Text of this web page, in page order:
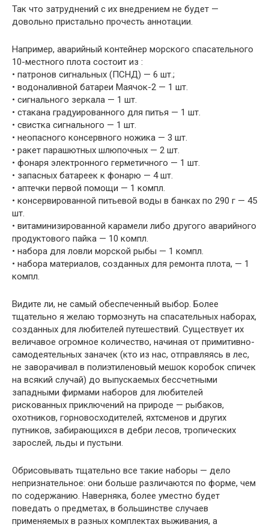
Так что затруднений с их внедрением не будет —
довольно пристально прочесть аннотации.
Например, аварийный контейнер морского спасательного
10-местного плота состоит из :
• патронов сигнальных (ПСНД) — 6 шт.;
• водоналивной батареи Маячок-2 — 1 шт.
• сигнального зеркала — 1 шт.
• стакана градуированного для питья — 1 шт.
• свистка сигнального — 1 шт.
• неопасного консервного ножика — 3 шт.
• ракет парашютных шлюпочных — 2 шт.
• фонаря электронного герметичного — 1 шт.
• запасных батареек к фонарю — 4 шт.
• аптечки первой помощи — 1 компл.
• консервированной питьевой воды в банках по 290 г — 45
шт.
• витаминизированной карамели либо другого аварийного
продуктового пайка — 10 компл.
• набора для ловли морской рыбы — 1 компл.
• набора материалов, созданных для ремонта плота, — 1
компл.
Видите ли, не самый обеспеченный выбор. Более
тщательно я желаю тормознуть на спасательных наборах,
созданных для любителей путешествий. Существует их
величавое огромное количество, начиная от примитивно-
самодеятельных заначек (кто из нас, отправляясь в лес,
не заворачивал в полиэтиленовый мешок коробок спичек
на всякий случай) до выпускаемых бессчетными
западными фирмами наборов для любителей
рискованных приключений на природе — рыбаков,
охотников, горновосходителей, яхтсменов и других
путников, забирающихся в дебри лесов, тропических
зарослей, льды и пустыни.
Обрисовывать тщательно все такие наборы — дело
непризнательное: они больше различаются по форме, чем
по содержанию. Наверняка, более уместно будет
поведать о предметах, в большинстве случаев
применяемых в разных комплектах выживания, а